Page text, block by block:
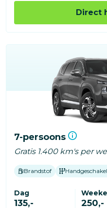
Direct
7-persoons
Gratis 1.400 km's per
Brandstof
Dag
135,- 250,-